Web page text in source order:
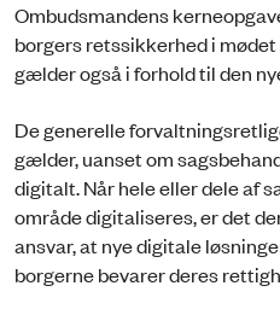
Ombudsmandens
borgers retssikkerhed i
gælder også i forhold til den
De generelle
gælder, uanset om
digitalt. Når hele eller dele af
område digitaliseres, er det
ansvar, at nye digitale
borgerne bevarer deres